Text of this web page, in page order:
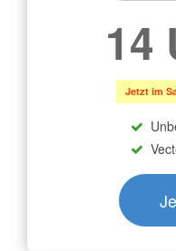
14
Jetzt im